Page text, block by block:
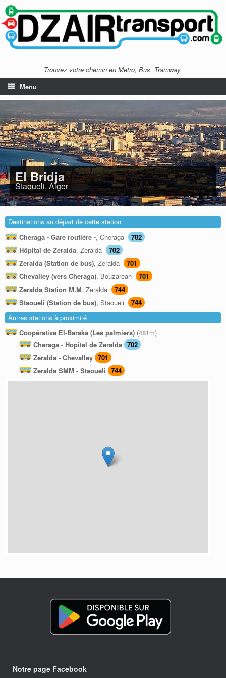
Trouvez votre chemin en Metro, Bus, Tramway.
Menu
El Bridja
Staoueli, Alger
Destinations au départ de cette station
Cheraga - Gare routiére -, Cheraga
702
Hôpital de Zeralda, Zeralda
702
Zeralda (Station de bus), Zeralda
701
Chevalley (vers Cheraga), Bouzareah
701
Zeralda Station M.M, Zeralda
744
Staoueli (Station de bus), Staoueli
744
Autres stations à proximité
Coopérative El-Baraka (Les palmiers) (481m)
Cheraga - Hopital de Zeralda 702
Zeralda - Chevalley 701
Zeralda SMM - Staoueli 744
Notre page Facebook